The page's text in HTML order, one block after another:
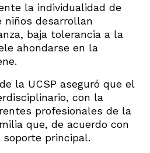
la individualidad de
niños desarrollan
baja tolerancia a la
ahondarse en la
la UCSP aseguró que el
con la
profesionales de la
que, de acuerdo con
principal.